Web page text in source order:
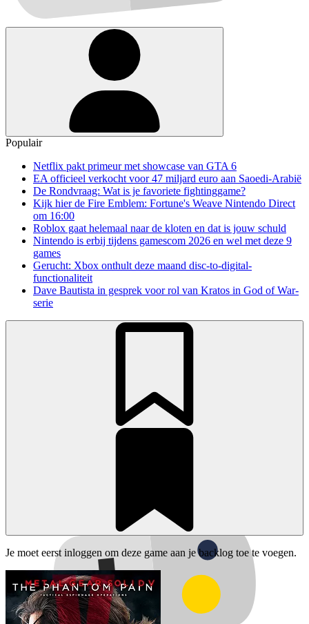
Populair
Netflix pakt primeur met showcase van GTA 6
EA officieel verkocht voor 47 miljard euro aan Saoedi-Arabië
De Rondvraag: Wat is je favoriete fightinggame?
Kijk hier de Fire Emblem: Fortune's Weave Nintendo Direct
om 16:00
Roblox gaat helemaal naar de kloten en dat is jouw schuld
Nintendo is erbij tijdens gamescom 2026 en wel met deze 9
games
Gerucht: Xbox onthult deze maand disc-to-digital-
functionaliteit
Dave Bautista in gesprek voor rol van Kratos in God of War-
serie
Je moet eerst inloggen om deze game aan je backlog toe te voegen.